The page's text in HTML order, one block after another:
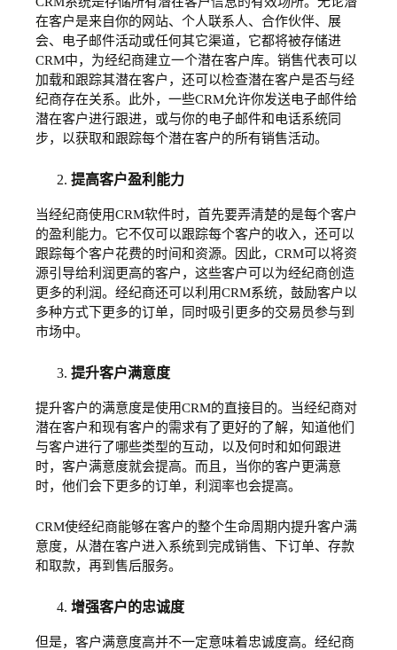
在客户是来自你的网站、个人联系人、合作伙伴、展
会、电子邮件活动或任何其它渠道，它都将被存储进
CRM中，为经纪商建立一个潜在客户库。销售代表可以
加载和跟踪其潜在客户，还可以检查潜在客户是否与经
纪商存在关系。此外，一些CRM允许你发送电子邮件给
潜在客户进行跟进，或与你的电子邮件和电话系统同
步，以获取和跟踪每个潜在客户的所有销售活动。
提高客户盈利能力
当经纪商使用CRM软件时，首先要弄清楚的是每个客户
的盈利能力。它不仅可以跟踪每个客户的收入，还可以
跟踪每个客户花费的时间和资源。因此，CRM可以将资
源引导给利润更高的客户，这些客户可以为经纪商创造
更多的利润。经纪商还可以利用CRM系统，鼓励客户以
多种方式下更多的订单，同时吸引更多的交易员参与到
市场中。
提升客户满意度
提升客户的满意度是使用CRM的直接目的。当经纪商对
潜在客户和现有客户的需求有了更好的了解，知道他们
与客户进行了哪些类型的互动，以及何时和如何跟进
时，客户满意度就会提高。而且，当你的客户更满意
时，他们会下更多的订单，利润率也会提高。
CRM使经纪商能够在客户的整个生命周期内提升客户满
意度，从潜在客户进入系统到完成销售、下订单、存款
和取款，再到售后服务。
增强客户的忠诚度
但是，客户满意度高并不一定意味着忠诚度高。经纪商